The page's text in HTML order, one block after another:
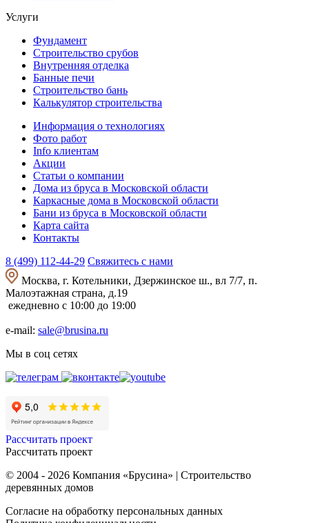
Услуги
Фундамент
Строительство срубов
Внутренняя отделка
Банные печи
Строительство бань
Калькулятор строительства
Информация о технологиях
Фото работ
Info клиентам
Акции
Статьи о компании
Дома из бруса в Московской области
Каркасные дома в Московской области
Бани из бруса в Московской области
Карта сайта
Контакты
8 (499) 112-44-29 Свяжитесь с нами
Москва, г. Котельники, Дзержинское ш., вл 7/7, п.
Малоэтажная страна, д.19
ежедневно с 10:00 до 19:00
e-mail: sale@brusina.ru
Мы в соц сетях
Рассчитать проект
Рассчитать проект
© 2004 - 2026 Компания «Брусина» | Строительство
деревянных домов
Согласие на обработку персональных данных